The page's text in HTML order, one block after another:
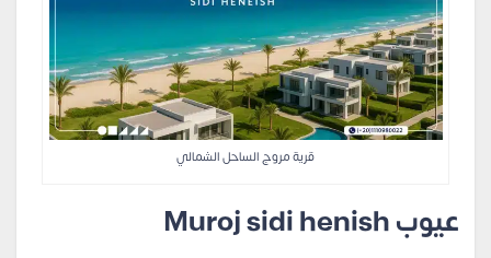
قرية مروج الساحل الشمالي
عيوبMuroj sidi henish